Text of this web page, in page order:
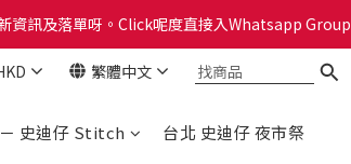
品喔！Click呢度睇下有咩換購！🎁🎄
訊及落單呀。Click呢度直接入Whatsapp Group
品喔！Click呢度睇下有咩換購！🎁🎄
繁體中文
史迪仔 Stitch
台北 史迪仔 夜市祭